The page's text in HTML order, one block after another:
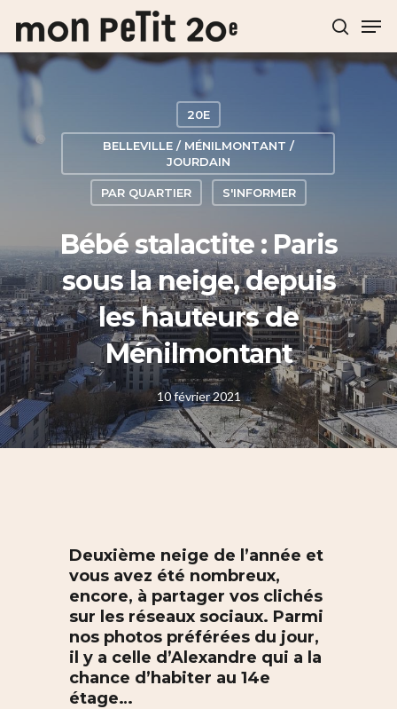
Hit enter to search or ESC to close
20E
BELLEVILLE / MÉNILMONTANT /
JOURDAIN
PAR QUARTIER S'INFORMER
Bébé stalactite : Paris
sous la neige, depuis
les hauteurs de
Ménilmontant
10 février 2021
Deuxième neige de l’année et
vous avez été nombreux,
encore, à partager vos clichés
sur les réseaux sociaux. Parmi
nos photos préférées du jour,
il y a celle d’Alexandre qui a la
chance d’habiter au 14e
étage…